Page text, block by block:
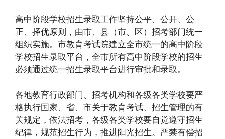
高中阶段学校招生录取工作坚持公平、公开、公
正、择优原则，由市、县（市、区）招考部门统一
组织实施。市教育考试院建立全市统一的高中阶段
学校招生录取平台，全市所有高中阶段学校的招生
必须通过统一招生录取平台进行审批和录取。
各地教育行政部门、招考机构和各级各类学校要严
格执行国家、省、市关于教育考试、招生管理的有
关规定，依法招考，各级各类学校要自觉遵守招生
纪律，规范招生行为，推进阳光招生。严禁有偿招